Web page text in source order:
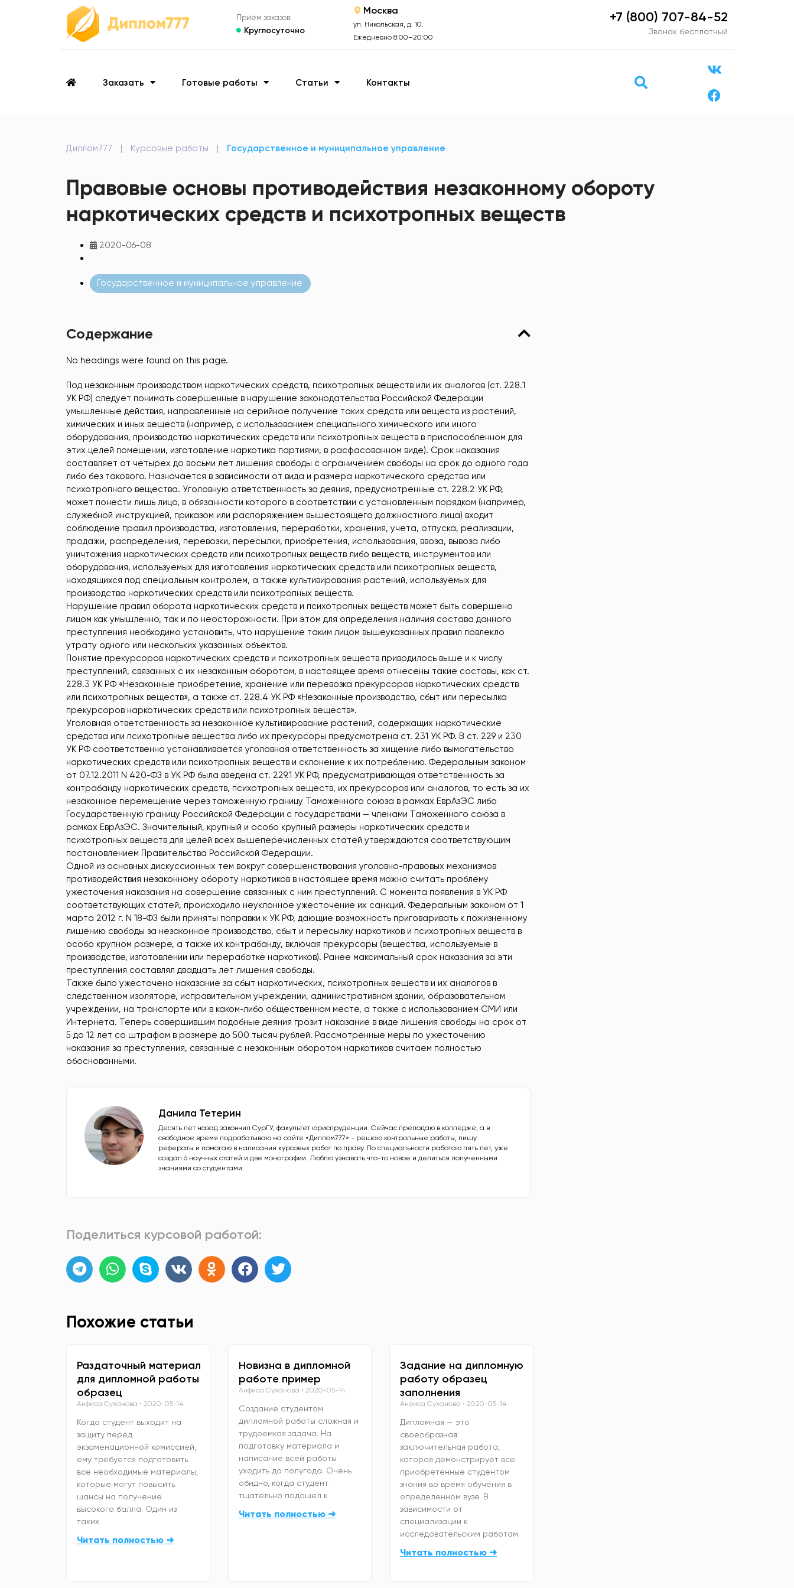
Приём заказов:
Круглосуточно
Москва
ул. Никольская, д. 10.
Ежедневно 8:00–20:00
+7 (800) 707-84-52
Звонок бесплатный
Заказать Готовые работы Статьи Контакты
Диплом777 | Курсовые работы | Государственное и муниципальное управление
Правовые основы противодействия незаконному обороту
наркотических средств и психотропных веществ
2020-06-08
Государственное и муниципальное управление
Содержание
No headings were found on this page.
Под незаконным производством наркотических средств, психотропных веществ или их аналогов (ст. 228.1
УК РФ) следует понимать совершенные в нарушение законодательства Российской Федерации
умышленные действия, направленные на серийное получение таких средств или веществ из растений,
химических и иных веществ (например, с использованием специального химического или иного
оборудования, производство наркотических средств или психотропных веществ в приспособленном для
этих целей помещении, изготовление наркотика партиями, в расфасованном виде). Срок наказания
составляет от четырех до восьми лет лишения свободы с ограничением свободы на срок до одного года
либо без такового. Назначается в зависимости от вида и размера наркотического средства или
психотропного вещества. Уголовную ответственность за деяния, предусмотренные ст. 228.2 УК РФ,
может понести лишь лицо, в обязанности которого в соответствии с установленным порядком (например,
служебной инструкцией, приказом или распоряжением вышестоящего должностного лица) входит
соблюдение правил производства, изготовления, переработки, хранения, учета, отпуска, реализации,
продажи, распределения, перевозки, пересылки, приобретения, использования, ввоза, вывоза либо
уничтожения наркотических средств или психотропных веществ либо веществ, инструментов или
оборудования, используемых для изготовления наркотических средств или психотропных веществ,
находящихся под специальным контролем, а также культивирования растений, используемых для
производства наркотических средств или психотропных веществ.
Нарушение правил оборота наркотических средств и психотропных веществ может быть совершено
лицом как умышленно, так и по неосторожности. При этом для определения наличия состава данного
преступления необходимо установить, что нарушение таким лицом вышеуказанных правил повлекло
утрату одного или нескольких указанных объектов.
Понятие прекурсоров наркотических средств и психотропных веществ приводилось выше и к числу
преступлений, связанных с их незаконным оборотом, в настоящее время отнесены такие составы, как ст.
228.3 УК РФ «Незаконные приобретение, хранение или перевозка прекурсоров наркотических средств
или психотропных веществ», а также ст. 228.4 УК РФ «Незаконные производство, сбыт или пересылка
прекурсоров наркотических средств или психотропных веществ».
Уголовная ответственность за незаконное культивирование растений, содержащих наркотические
средства или психотропные вещества либо их прекурсоры предусмотрена ст. 231 УК РФ. В ст. 229 и 230
УК РФ соответственно устанавливается уголовная ответственность за хищение либо вымогательство
наркотических средств или психотропных веществ и склонение к их потреблению. Федеральным законом
от 07.12.2011 N 420-ФЗ в УК РФ была введена ст. 229.1 УК РФ, предусматривающая ответственность за
контрабанду наркотических средств, психотропных веществ, их прекурсоров или аналогов, то есть за их
незаконное перемещение через таможенную границу Таможенного союза в рамках ЕврАзЭС либо
Государственную границу Российской Федерации с государствами — членами Таможенного союза в
рамках ЕврАзЭС. Значительный, крупный и особо крупный размеры наркотических средств и
психотропных веществ для целей всех вышеперечисленных статей утверждаются соответствующим
постановлением Правительства Российской Федерации.
Одной из основных дискуссионных тем вокруг совершенствования уголовно-правовых механизмов
противодействия незаконному обороту наркотиков в настоящее время можно считать проблему
ужесточения наказания на совершение связанных с ним преступлений. С момента появления в УК РФ
соответствующих статей, происходило неуклонное ужесточение их санкций. Федеральным законом от 1
марта 2012 г. N 18-ФЗ были приняты поправки к УК РФ, дающие возможность приговаривать к пожизненному
лишению свободы за незаконное производство, сбыт и пересылку наркотиков и психотропных веществ в
особо крупном размере, а также их контрабанду, включая прекурсоры (вещества, используемые в
производстве, изготовлении или переработке наркотиков). Ранее максимальный срок наказания за эти
преступления составлял двадцать лет лишения свободы.
Также было ужесточено наказание за сбыт наркотических, психотропных веществ и их аналогов в
следственном изоляторе, исправительном учреждении, административном здании, образовательном
учреждении, на транспорте или в каком-либо общественном месте, а также с использованием СМИ или
Интернета. Теперь совершившим подобные деяния грозит наказание в виде лишения свободы на срок от
5 до 12 лет со штрафом в размере до 500 тысяч рублей. Рассмотренные меры по ужесточению
наказания за преступления, связанные с незаконным оборотом наркотиков считаем полностью
обоснованными.
Данила Тетерин
Десять лет назад закончил СурГУ, факультет юриспруденции. Сейчас преподаю в колледже, а в
свободное время подрабатываю на сайте «Диплом777» - решаю контрольные работы, пишу
рефераты и помогаю в написании курсовых работ по праву. По специальности работаю пять лет, уже
создал 6 научных статей и две монографии. Люблю узнавать что-то новое и делиться полученными
знаниями со студентами.
Поделиться курсовой работой:
Похожие статьи
Раздаточный материал
для дипломной работы
образец
Анфиса Суханова 2020-05-14
Когда студент выходит на
защиту перед
экзаменационной комиссией,
ему требуется подготовить
все необходимые материалы,
которые могут повысить
шансы на получение
высокого балла. Один из
таких
Читать полностью ➜
Новизна в дипломной
работе пример
Анфиса Суханова 2020-05-14
Создание студентом
дипломной работы сложная и
трудоемкая задача. На
подготовку материала и
написание всей работы
уходить до полугода. Очень
обидно, когда студент
тщательно подошел к
Читать полностью ➜
Задание на дипломную
работу образец
заполнения
Анфиса Суханова 2020-05-14
Дипломная — это
своеобразная
заключительная работа,
которая демонстрирует все
приобретенные студентом
знания во время обучения в
определенном вузе. В
зависимости от
специализации к
исследовательским работам
Читать полностью ➜